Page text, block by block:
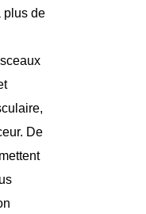
plus de
. De